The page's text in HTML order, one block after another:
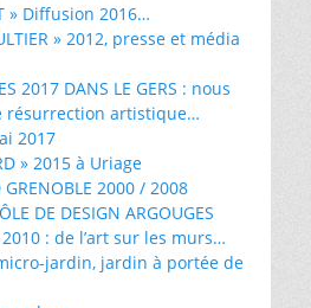
» Diffusion 2016…
» 2012, presse et média
2017 DANS LE GERS : nous
résurrection artistique…
2017
» 2015 à Uriage
GRENOBLE 2000 / 2008
DE DESIGN ARGOUGES
2010 : de l’art sur les murs…
micro-jardin, jardin à portée de